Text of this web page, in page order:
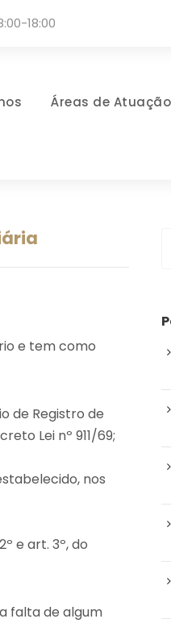
18:00
Áreas de Atuação
e tem como
de Registro de
Lei nº 911/69;
nos
e art. 3º, do
falta de algum